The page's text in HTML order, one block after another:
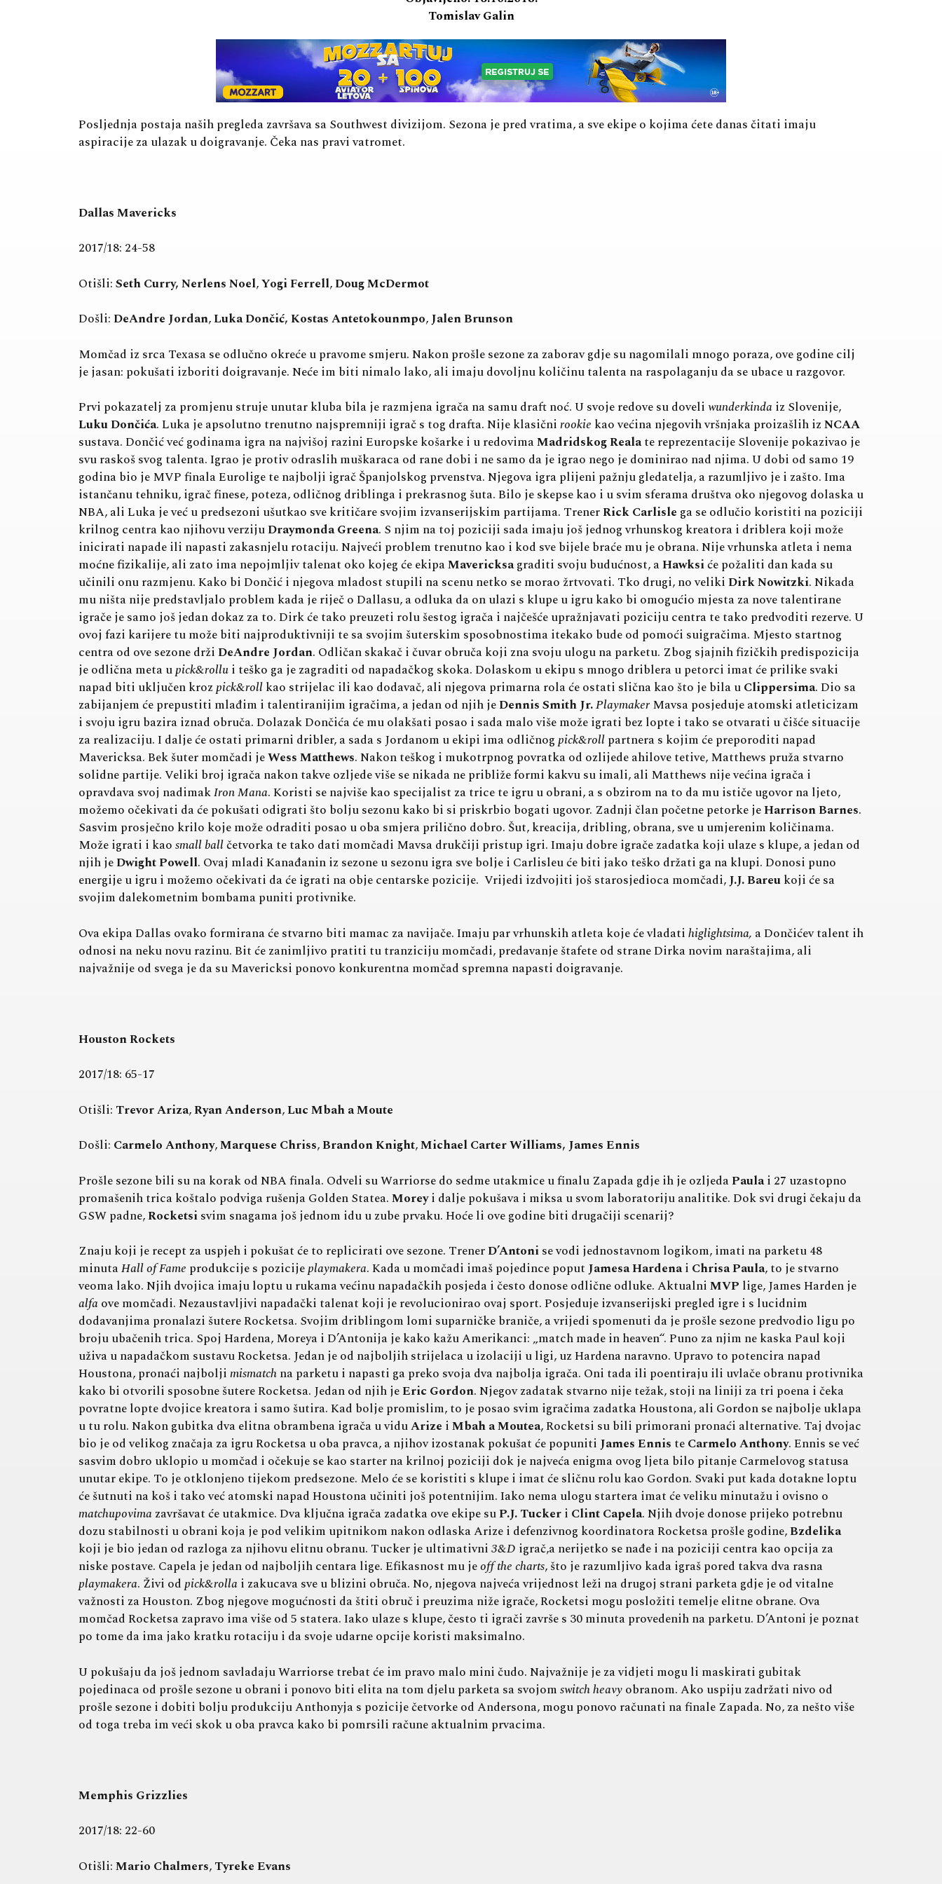
Tomislav Galin
Posljednja postaja naših pregleda završava sa Southwest divizijom. Sezona je pred vratima, a sve ekipe o kojima ćete danas čitati imaju
aspiracije za ulazak u doigravanje. Čeka nas pravi vatromet.
Dallas Mavericks
2017/18: 24-58
Otišli:Seth Curry, Nerlens Noel,Yogi Ferrell,Doug McDermot
Došli:DeAndre Jordan,Luka Dončić, Kostas Antetokounmpo,Jalen Brunson
Momčad iz srca Texasa se odlučno okreće u pravome smjeru. Nakon prošle sezone za zaborav gdje su nagomilali mnogo poraza, ove godine cilj
je jasan: pokušati izboriti doigravanje. Neće im biti nimalo lako, ali imaju dovoljnu količinu talenta na raspolaganju da se ubace u razgovor.
Prvi pokazatelj za promjenu struje unutar kluba bila je razmjena igrača na samu draft noć. U svoje redove su doveliwunderkindaiz Slovenije,
Luku Dončića. Luka je apsolutno trenutno najspremniji igrač s tog drafta. Nije klasičnirookie kao većina njegovih vršnjaka proizašlih izNCAA
sustava. Dončić već godinama igra na najvišoj razini Europske košarke i u redovimaMadridskog Realate reprezentacije Slovenije pokazivao je
svu raskoš svog talenta. Igrao je protiv odraslih muškaraca od rane dobi i ne samo da je igrao nego je dominirao nad njima. U dobi od samo 19
godina bio je MVP finala Eurolige te najbolji igrač Španjolskog prvenstva. Njegova igra plijeni pažnju gledatelja, a razumljivo je i zašto. Ima
istančanu tehniku, igrač finese, poteza, odličnog driblinga i prekrasnog šuta. Bilo je skepse kao i u svim sferama društva oko njegovog dolaska u
NBA, ali Luka je već u predsezoni ušutkao sve kritičare svojim izvanserijskim partijama. TrenerRick Carlisle ga se odlučio koristiti na poziciji
krilnog centra kao njihovu verzijuDraymonda Greena. S njim na toj poziciji sada imaju još jednog vrhunskog kreatora i driblera koji može
inicirati napade ili napasti zakasnjelu rotaciju. Najveći problem trenutno kao i kod sve bijele braće mu je obrana. Nije vrhunska atleta i nema
moćne fizikalije, ali zato ima nepojmljiv talenat oko kojeg će ekipaMavericksagraditi svoju budućnost, aHawksiće požaliti dan kada su
učinili onu razmjenu. Kako bi Dončić i njegova mladost stupili na scenu netko se morao žrtvovati. Tko drugi, no velikiDirk Nowitzki. Nikada
mu ništa nije predstavljalo problem kada je riječ o Dallasu, a odluka da on ulazi s klupe u igru kako bi omogućio mjesta za nove talentirane
igrače je samo još jedan dokaz za to. Dirk će tako preuzeti rolu šestog igrača i najčešće upražnjavati poziciju centra te tako predvoditi rezerve. U
ovoj fazi karijere tu može biti najproduktivniji te sa svojim šuterskim sposobnostima itekako bude od pomoći suigračima. Mjesto startnog
centra od ove sezone držiDeAndre Jordan. Odličan skakač i čuvar obruča koji zna svoju ulogu na parketu. Zbog sjajnih fizičkih predispozicija
je odlična meta upick&rollui teško ga je zagraditi od napadačkog skoka. Dolaskom u ekipu s mnogo driblera u petorci imat će prilike svaki
napad biti uključen krozpick&rollkao strijelac ili kao dodavač, ali njegova primarna rola će ostati slična kao što je bila uClippersima. Dio sa
zabijanjem će prepustiti mlađim i talentiranijim igračima, a jedan od njih jeDennis Smith Jr.PlaymakerMavsa posjeduje atomski atleticizam
i svoju igru bazira iznad obruča. Dolazak Dončića će mu olakšati posao i sada malo više može igrati bez lopte i tako se otvarati u čišće situacije
za realizaciju. I dalje će ostati primarni dribler, a sada s Jordanom u ekipi ima odličnogpick&rollpartnera s kojim će preporoditi napad
Mavericksa. Bek šuter momčadi jeWess Matthews. Nakon teškog i mukotrpnog povratka od ozlijede ahilove tetive, Matthews pruža stvarno
solidne partije. Veliki broj igrača nakon takve ozljede više se nikada ne približe formi kakvu su imali, ali Matthews nije većina igrača i
opravdava svoj nadimakIron Mana. Koristi se najviše kao specijalist za trice te igru u obrani, a s obzirom na to da mu ističe ugovor na ljeto,
možemo očekivati da će pokušati odigrati što bolju sezonu kako bi si priskrbio bogati ugovor. Zadnji član početne petorke jeHarrison Barnes.
Sasvim prosječno krilo koje može odraditi posao u oba smjera prilično dobro. Šut, kreacija, dribling, obrana, sve u umjerenim količinama.
Može igrati i kaosmall ballčetvorka te tako dati momčadi Mavsa drukčiji pristup igri. Imaju dobre igrače zadatka koji ulaze s klupe, a jedan od
njih jeDwight Powell. Ovaj mladi Kanađanin iz sezone u sezonu igra sve bolje i Carlisleu će biti jako teško držati ga na klupi. Donosi puno
energije u igru i možemo očekivati da će igrati na obje centarske pozicije. Vrijedi izdvojiti još starosjedioca momčadi,J.J. Bareukoji će sa
svojim dalekometnim bombama puniti protivnike.
Ova ekipa Dallas ovako formirana će stvarno biti mamac za navijače. Imaju par vrhunskih atleta koje će vladatihiglightsima, a Dončićev talent ih
odnosi na neku novu razinu. Bit će zanimljivo pratiti tu tranziciju momčadi, predavanje štafete od strane Dirka novim naraštajima, ali
najvažnije od svega je da su Mavericksi ponovo konkurentna momčad spremna napasti doigravanje.
Houston Rockets
2017/18: 65-17
Otišli: Trevor Ariza,Ryan Anderson,Luc Mbah a Moute
Došli: Carmelo Anthony,Marquese Chriss,Brandon Knight,Michael Carter Williams, James Ennis
Prošle sezone bili su na korak od NBA finala. Odveli su Warriorse do sedme utakmice u finalu Zapada gdje ih je ozljedaPaulai 27 uzastopno
promašenih trica koštalo podviga rušenja Golden Statea.Moreyi dalje pokušava i miksa u svom laboratoriju analitike. Dok svi drugi čekaju da
GSW padne,Rocketsisvim snagama još jednom idu u zube prvaku. Hoće li ove godine biti drugačiji scenarij?
Znaju koji je recept za uspjeh i pokušat će to replicirati ove sezone. TrenerD’Antonise vodi jednostavnom logikom, imati na parketu 48
minutaHall of Fame produkcije s pozicijeplaymakera. Kada u momčadi imaš pojedince poputJamesa Hardenai Chrisa Paula, to je stvarno
veoma lako. Njih dvojica imaju loptu u rukama većinu napadačkih posjeda i često donose odlične odluke. AktualniMVP lige, James Harden je
alfaove momčadi. Nezaustavljivi napadački talenat koji je revolucionirao ovaj sport. Posjeduje izvanserijski pregled igre i s lucidnim
dodavanjima pronalazi šutere Rocketsa. Svojim driblingom lomi suparničke braniče, a vrijedi spomenuti da je prošle sezone predvodio ligu po
broju ubačenih trica. Spoj Hardena, Moreya i D’Antonija je kako kažu Amerikanci: „match made in heaven“. Puno za njim ne kaska Paul koji
uživa u napadačkom sustavu Rocketsa. Jedan je od najboljih strijelaca u izolaciji u ligi, uz Hardena naravno. Upravo to potencira napad
Houstona, pronaći najboljimismatchna parketu i napasti ga preko svoja dva najbolja igrača. Oni tada ili poentiraju ili uvlače obranu protivnika
kako bi otvorili sposobne šutere Rocketsa. Jedan od njih jeEric Gordon. Njegov zadatak stvarno nije težak, stoji na liniji za tri poena i čeka
povratne lopte dvojice kreatora i samo šutira. Kad bolje promislim, to je posao svim igračima zadatka Houstona, ali Gordon se najbolje uklapa
u tu rolu. Nakon gubitka dva elitna obrambena igrača u viduArize iMbah a Moutea, Rocketsi su bili primorani pronaći alternative. Taj dvojac
bio je od velikog značaja za igru Rocketsa u oba pravca, a njihov izostanak pokušat će popunitiJames Ennis teCarmelo Anthony. Ennis se već
sasvim dobro uklopio u momčad i očekuje se kao starter na krilnoj poziciji dok je najveća enigma ovog ljeta bilo pitanje Carmelovog statusa
unutar ekipe. To je otklonjeno tijekom predsezone. Melo će se koristiti s klupe i imat će sličnu rolu kao Gordon. Svaki put kada dotakne loptu
će šutnuti na koš i tako već atomski napad Houstona učiniti još potentnijim. Iako nema ulogu startera imat će veliku minutažu i ovisno o
matchupovimazavršavat će utakmice. Dva ključna igrača zadatka ove ekipe suP.J. Tuckeri Clint Capela. Njih dvoje donose prijeko potrebnu
dozu stabilnosti u obrani koja je pod velikim upitnikom nakon odlaska Arize i defenzivnog koordinatora Rocketsa prošle godine,Bzdelika
koji je bio jedan od razloga za njihovu elitnu obranu. Tucker je ultimativni3&D igrač,a nerijetko se nađe i na poziciji centra kao opcija za
niske postave. Capela je jedan od najboljih centara lige. Efikasnost mu jeoff the charts, što je razumljivo kada igraš pored takva dva rasna
playmakera. Živi odpick&rollai zakucava sve u blizini obruča. No, njegova najveća vrijednost leži na drugoj strani parketa gdje je od vitalne
važnosti za Houston. Zbog njegove mogućnosti da štiti obruč i preuzima niže igrače, Rocketsi mogu posložiti temelje elitne obrane. Ova
momčad Rocketsa zapravo ima više od 5 statera. Iako ulaze s klupe, često ti igrači završe s 30 minuta provedenih na parketu. D’Antoni je poznat
po tome da ima jako kratku rotaciju i da svoje udarne opcije koristi maksimalno.
U pokušaju da još jednom savladaju Warriorse trebat će im pravo malo mini čudo. Najvažnije je za vidjeti mogu li maskirati gubitak
pojedinaca od prošle sezone u obrani i ponovo biti elita na tom djelu parketa sa svojomswitch heavyobranom. Ako uspiju zadržati nivo od
prošle sezone i dobiti bolju produkciju Anthonyja s pozicije četvorke od Andersona, mogu ponovo računati na finale Zapada. No, za nešto više
od toga treba im veći skok u oba pravca kako bi pomrsili račune aktualnim prvacima.
Memphis Grizzlies
2017/18: 22-60
Otišli:Mario Chalmers,Tyreke Evans